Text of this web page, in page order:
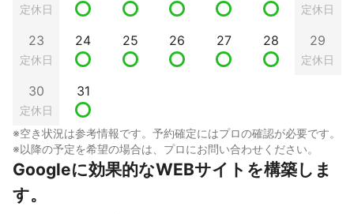
定休日 定休日
23
定休日
24 25 26 27 28 29
定休日
30
定休日
31
※空き状況は参考情報です。予約確定にはプロの確認が必要です。
※以降の予定を希望の場合は、プロにお問い合わせください。
Googleに効果的なWEBサイトを構築しま
す。